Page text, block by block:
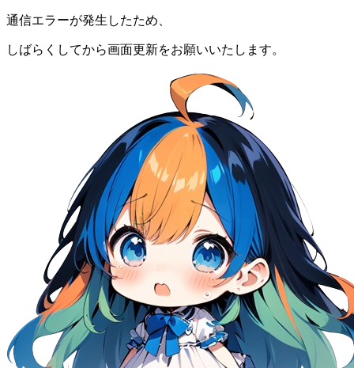
通信エラーが発生したため、
しばらくしてから画面更新をお願いいたします。